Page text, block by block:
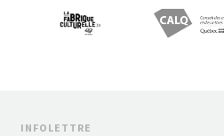
INFOLETTRE